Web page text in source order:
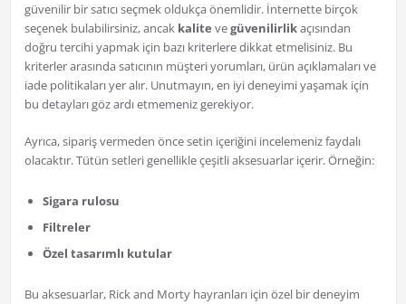
güvenilir bir satıcı seçmek oldukça önemlidir. İnternette birçok
seçenek bulabilirsiniz, ancak kalite vegüvenilirlikaçısından
doğru tercihi yapmak için bazı kriterlere dikkat etmelisiniz. Bu
kriterler arasında satıcının müşteri yorumları, ürün açıklamaları ve
iade politikaları yer alır. Unutmayın, en iyi deneyimi yaşamak için
bu detayları göz ardı etmemeniz gerekiyor.
Ayrıca, sipariş vermeden önce setin içeriğini incelemeniz faydalı
olacaktır. Tütün setleri genellikle çeşitli aksesuarlar içerir. Örneğin:
Sigara rulosu
Filtreler
Özel tasarımlı kutular
Bu aksesuarlar, Rick and Morty hayranları için özel bir deneyim